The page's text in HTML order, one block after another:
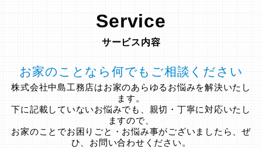
Service
サービス内容
お家のことなら何でもご相談ください
株式会社中島工務店はお家のあらゆるお悩みを解決いたし
ます。
下に記載していないお悩みでも、親切・丁寧に対応いたし
ますので、
お家のことでお困りごと・お悩み事がございましたら、ぜ
ひ、お問い合わせください。